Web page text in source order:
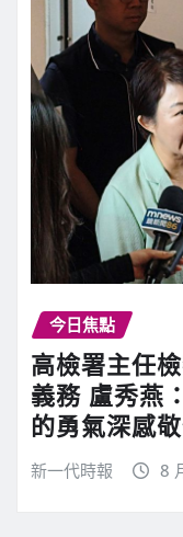
今日焦點
高檢署主任
義務 盧秀燕
的勇氣深感
新一代時報 8